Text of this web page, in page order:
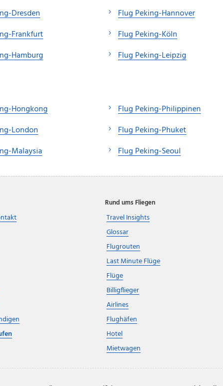
Dresden
Frankfurt
Hamburg
Flug Peking-Hannover
Flug Peking-Köln
Flug Peking-Leipzig
Hongkong
London
Malaysia
Flug Peking-Philippinen
Flug Peking-Phuket
Flug Peking-Seoul